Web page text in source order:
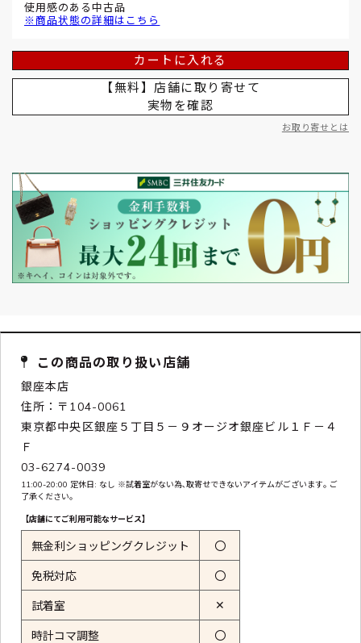
使用感のある中古品
※商品状態の詳細はこちら
カートに入れる
【無料】店舗に取り寄せて
実物を確認
お取り寄せとは
この商品の取り扱い店舗
銀座本店
住所：〒104-0061
東京都中央区銀座５丁目５－９オージオ銀座ビル１Ｆ－４
Ｆ
03-6274-0039
11:00-20:00 定休日: なし ※試着室がない為､取寄せできないアイテムがございます｡ ご
了承ください｡
【店舗にてご利用可能なサービス】
無金利ショッピングクレジット 〇
免税対応 〇
試着室 ✕
時計コマ調整 〇